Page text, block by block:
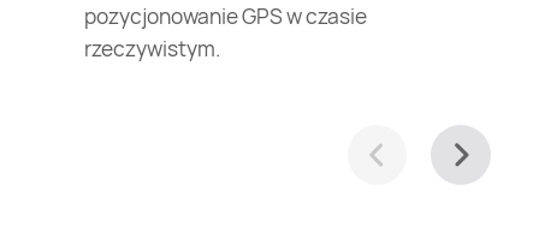
pozycjonowanie GPS w czasie
rzeczywistym.